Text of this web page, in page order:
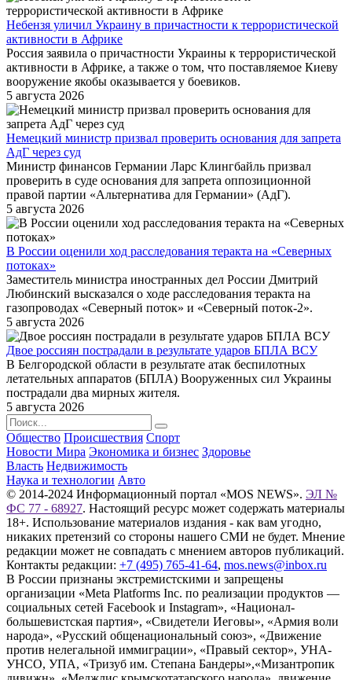
Небензя уличил Украину в причастности к террористической
активности в Африке
Россия заявила о причастности Украины к террористической
активности в Африке, а также о том, что поставляемое Киеву
вооружение якобы оказывается у боевиков.
5 августа 2026
Немецкий министр призвал проверить основания для запрета
АдГ через суд
Министр финансов Германии Ларс Клингбайль призвал
проверить в суде основания для запрета оппозиционной
правой партии «Альтернатива для Германии» (АдГ).
5 августа 2026
В России оценили ход расследования теракта на «Северных
потоках»
Заместитель министра иностранных дел России Дмитрий
Любинский высказался о ходе расследования теракта на
газопроводах «Северный поток» и «Северный поток-2».
5 августа 2026
Двое россиян пострадали в результате ударов БПЛА ВСУ
В Белгородской области в результате атак беспилотных
летательных аппаратов (БПЛА) Вооруженных сил Украины
пострадали два мирных жителя.
5 августа 2026
Общество Происшествия Спорт
Новости Мира Экономика и бизнес Здоровье
Власть Недвижимость
Наука и технологии Авто
© 2014-2024 Информационный портал «MOS NEWS». ЭЛ №
ФС 77 - 68927. Настоящий ресурс может содержать материалы
18+. Использование материалов издания - как вам угодно,
никаких претензий со стороны нашего СМИ не будет. Мнение
редакции может не совпадать с мнением авторов публикаций.
Контакты редакции: +7 (495) 765-41-64, mos.news@inbox.ru
В России признаны экстремистскими и запрещены
организации «Meta Platforms Inc. по реализации продуктов —
социальных сетей Facebook и Instagram», «Национал-
большевистская партия», «Свидетели Иеговы», «Армия воли
народа», «Русский общенациональный союз», «Движение
против нелегальной иммиграции», «Правый сектор», УНА-
УНСО, УПА, «Тризуб им. Степана Бандеры»,«Мизантропик